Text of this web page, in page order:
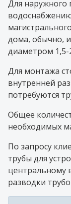
Для наружного
дома, обычно,
диаметром
Для монтажа
внутренней
потребуются
Общее
необходимых
По запросу
трубы для
центральному
разводки